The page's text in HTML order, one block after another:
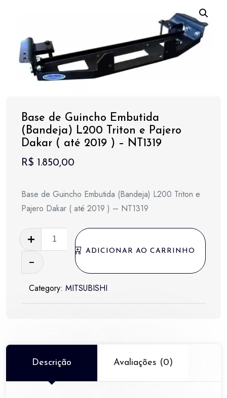
Base de Guincho Embutida
(Bandeja) L200 Triton e Pajero
Dakar ( até 2019 ) – NT1319
R$ 1.850,00
Base de Guincho Embutida (Bandeja) L200 Triton e
Pajero Dakar ( até 2019 ) – NT1319
de
Guincho
Embutida
(Bandeja)
L200
Pajero
Dakar
ADICIONAR AO CARRINHO
Category: MITSUBISHI
Descrição Avaliações (0)